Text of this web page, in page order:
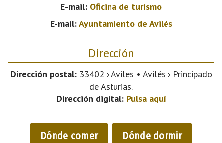
E-mail: Oficina de turismo
E-mail:Ayuntamiento de Avilés
Dirección
Dirección postal:33402 › Aviles • Avilés › Principado
de Asturias.
Dirección digital: Pulsa aquí
Dónde comer Dónde dormir